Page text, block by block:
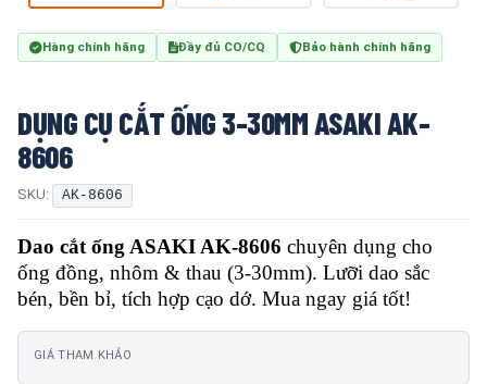
Hàng chính hãng Đầy đủ CO/CQ Bảo hành chính hãng
DỤNG CỤ CẮT ỐNG 3-30MM ASAKI AK-
8606
SKU: AK-8606
Dao cắt ống ASAKI AK-8606 chuyên dụng cho
ống đồng, nhôm & thau (3-30mm). Lưỡi dao sắc
bén, bền bỉ, tích hợp cạo dớ. Mua ngay giá tốt!
GIÁ THAM KHẢO